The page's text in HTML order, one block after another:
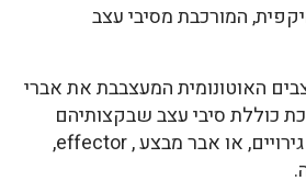
המורכבת מסיבי עצב
האוטונומית המעצבבת את אברי
כוללת סיבי עצב שבקצותיהם
אברי חישה הקולטים גירויים, או אבר מבצע , effector,